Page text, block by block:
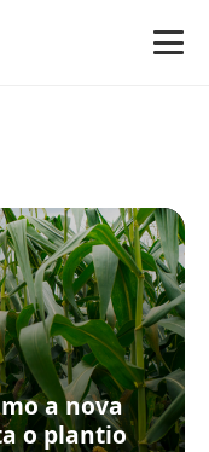
a nova
o plantio